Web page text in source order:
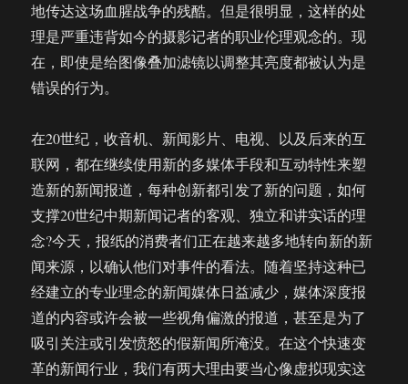
地传达这场血腥战争的残酷。但是很明显，这样的处
理是严重违背如今的摄影记者的职业伦理观念的。现
在，即使是给图像叠加滤镜以调整其亮度都被认为是
错误的行为。
在20世纪，收音机、新闻影片、电视、以及后来的互
联网，都在继续使用新的多媒体手段和互动特性来塑
造新的新闻报道，每种创新都引发了新的问题，如何
支撑20世纪中期新闻记者的客观、独立和讲实话的理
念?今天，报纸的消费者们正在越来越多地转向新的新
闻来源，以确认他们对事件的看法。随着坚持这种已
经建立的专业理念的新闻媒体日益减少，媒体深度报
道的内容或许会被一些视角偏激的报道，甚至是为了
吸引关注或引发愤怒的假新闻所淹没。在这个快速变
革的新闻行业，我们有两大理由要当心像虚拟现实这